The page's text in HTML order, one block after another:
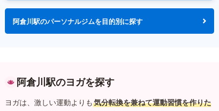
阿倉川駅のパーソナルジムを目的別に探す
阿倉川駅のヨガを探す
ヨガは、激しい運動よりも 気分転換を兼ねて運動習慣を作りた